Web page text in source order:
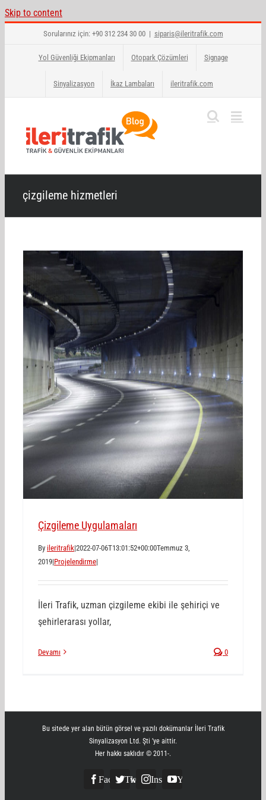
Skip to content
Sorularınız için: +90 312 234 30 00 | siparis@ileritrafik.com
Yol Güvenliği Ekipmanları Otopark Çözümleri Signage
Sinyalizasyon İkaz Lambaları ileritrafik.com
çizgileme hizmetleri
Çizgileme Uygulamaları
By ileritrafik|2022-07-06T13:01:52+00:00Temmuz 3,
2019|Projelendirme|
İleri Trafik, uzman çizgileme ekibi ile şehiriçi ve
şehirlerarası yollar,
Devamı 0
Bu sitede yer alan bütün görsel ve yazılı dokümanlar İleri Trafik
Sinyalizasyon Ltd. Şti ’ye aittir.
Her hakkı saklıdır © 2011-.
FacebookTwitterInstagramYouTube